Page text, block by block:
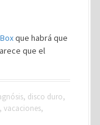
que habrá que
que el
, disco duro,
, vacaciones,